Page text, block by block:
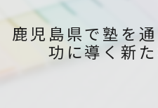
鹿児島県で塾を
功に導く新